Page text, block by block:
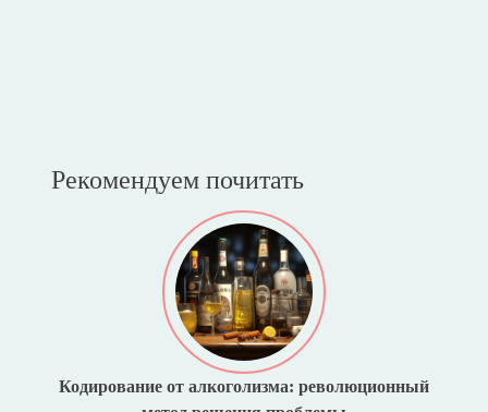
Рекомендуем почитать
Кодирование от алкоголизма: революционный